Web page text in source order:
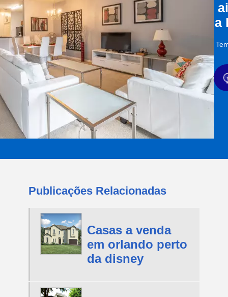
a
Publicações Relacionadas
Casas a venda
em orlando perto
da disney